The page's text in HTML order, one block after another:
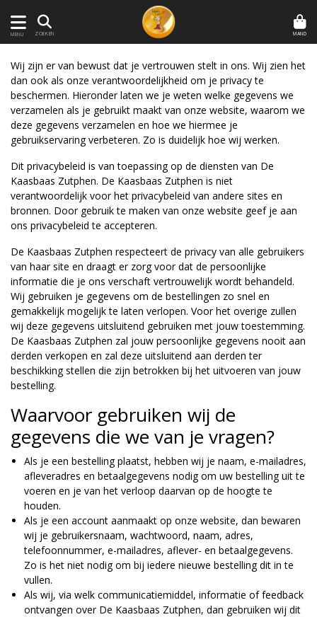
MENU ZOEKEN MAND
Wij zijn er van bewust dat je vertrouwen stelt in ons. Wij zien het
dan ook als onze verantwoordelijkheid om je privacy te
beschermen. Hieronder laten we je weten welke gegevens we
verzamelen als je gebruikt maakt van onze website, waarom we
deze gegevens verzamelen en hoe we hiermee je
gebruikservaring verbeteren. Zo is duidelijk hoe wij werken.
Dit privacybeleid is van toepassing op de diensten van De
Kaasbaas Zutphen. De Kaasbaas Zutphen is niet
verantwoordelijk voor het privacybeleid van andere sites en
bronnen. Door gebruik te maken van onze website geef je aan
ons privacybeleid te accepteren.
De Kaasbaas Zutphen respecteert de privacy van alle gebruikers
van haar site en draagt er zorg voor dat de persoonlijke
informatie die je ons verschaft vertrouwelijk wordt behandeld.
Wij gebruiken je gegevens om de bestellingen zo snel en
gemakkelijk mogelijk te laten verlopen. Voor het overige zullen
wij deze gegevens uitsluitend gebruiken met jouw toestemming.
De Kaasbaas Zutphen zal jouw persoonlijke gegevens nooit aan
derden verkopen en zal deze uitsluitend aan derden ter
beschikking stellen die zijn betrokken bij het uitvoeren van jouw
bestelling.
Waarvoor gebruiken wij de
gegevens die we van je vragen?
Als je een bestelling plaatst, hebben wij je naam, e-mailadres,
afleveradres en betaalgegevens nodig om uw bestelling uit te
voeren en je van het verloop daarvan op de hoogte te
houden.
Als je een account aanmaakt op onze website, dan bewaren
wij je gebruikersnaam, wachtwoord, naam, adres,
telefoonnummer, e-mailadres, aflever- en betaalgegevens.
Zo is het niet nodig om bij iedere nieuwe bestelling dit in te
vullen.
Als wij, via welk communicatiemiddel, informatie of feedback
ontvangen over De Kaasbaas Zutphen, dan gebruiken wij dit